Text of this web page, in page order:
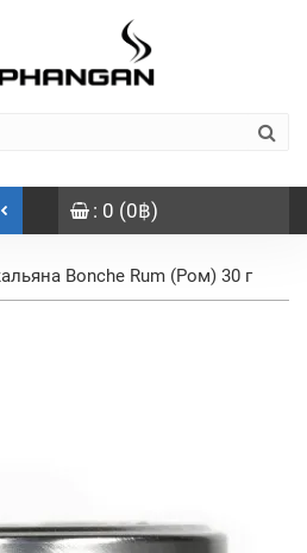
: 0 (0฿)
Bonche Rum (Ром) 30 г